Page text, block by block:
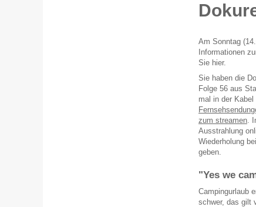
Am Sonntag
Informationen
Sie hier.
Sie haben die
Folge 56 aus
mal in der Kabel
zum streamen .
Ausstrahlung
Wiederholung
geben.
"Yes we
Campingurlaub
schwer, das gilt